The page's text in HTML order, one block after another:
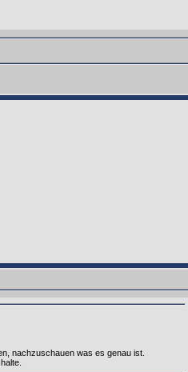
nachzuschauen was es genau ist.